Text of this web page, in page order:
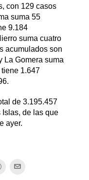
con 129 casos
suma 55
9.184
suma cuatro
acumulados son
La Gomera suma
1.647
de 3.195.457
de las que
ayer.